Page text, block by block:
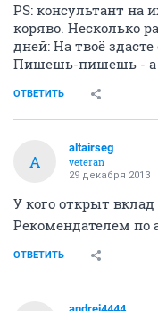
PS: консультант на
коряво. Несколько
дней: На твоё
Пишешь-пишешь - а
ОТВЕТИТЬ
A
altairseg
veteran
29 декабря 2013
У кого открыт
Рекомендателем по
ОТВЕТИТЬ